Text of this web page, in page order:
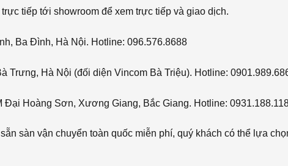
tiếp tới showroom để xem trực tiếp và giao dịch.
Ba Đình, Hà Nội. Hotline: 096.576.8688
Trưng, Hà Nội (đối diện Vincom Bà Triệu). Hotline:
Đại Hoàng Sơn, Xương Giang, Bắc Giang. Hotline:
sàn vận chuyển toàn quốc miễn phí, quý khách có thể lựa